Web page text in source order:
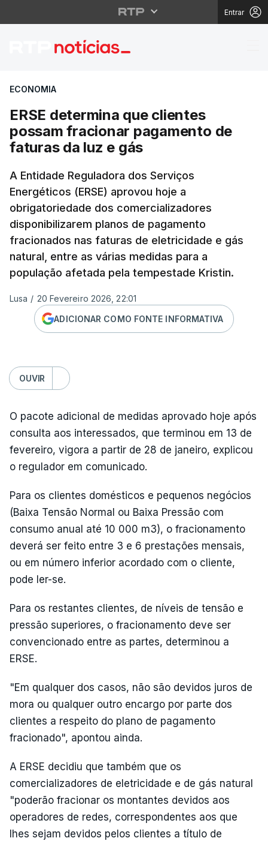
Entrar
ERSE determina que
ECONOMIA
ERSE determina que clientes
possam fracionar pagamento de
faturas da luz e gás
A Entidade Reguladora dos Serviços
Energéticos (ERSE) aprovou hoje a
obrigatoriedade dos comercializadores
disponibilizarem planos de pagamento
fracionados nas faturas de eletricidade e gás
natural, entre as várias medidas para a
população afetada pela tempestade Kristin.
Lusa / 20 Fevereiro 2026, 22:01
ADICIONAR COMO FONTE INFORMATIVA
OUVIR
O pacote adicional de medidas aprovado hoje após
consulta aos interessados, que terminou em 13 de
fevereiro, vigora a partir de 28 de janeiro, explicou
o regulador em comunicado.
Para os clientes domésticos e pequenos negócios
(Baixa Tensão Normal ou Baixa Pressão com
consumo anual até 10 000 m3), o fracionamento
deverá ser feito entre 3 e 6 prestações mensais,
ou em número inferior acordado com o cliente,
pode ler-se.
Para os restantes clientes, de níveis de tensão e
pressão superiores, o fracionamento deve ser
convencionado entre as partes, determinou a
ERSE.
"Em qualquer dos casos, não são devidos juros de
mora ou qualquer outro encargo por parte dos
clientes a respeito do plano de pagamento
fracionado", apontou ainda.
A ERSE decidiu que também que os
comercializadores de eletricidade e de gás natural
"poderão fracionar os montantes devidos aos
operadores de redes, correspondentes aos que
lhes sejam devidos pelos clientes a título de